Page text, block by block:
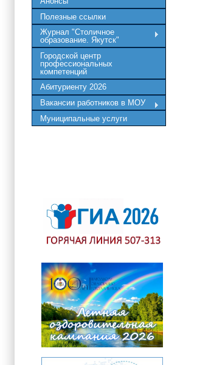
Полезные ссылки
Журнал "Столичное
образование. Якутск"
Городской центр
профессиональных
компетенций
Абитуриенту 2026
Вакансии работников в МОУ
Муниципальные услуги